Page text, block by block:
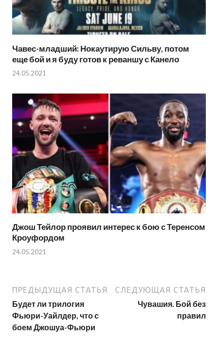
Чавес-младший: Нокаутирую Сильву, потом
еще бой и я буду готов к реваншу с Канело
24.05.2021
Джош Тейлор проявил интерес к бою с Теренсом
Кроуфордом
24.05.2021
ПРЕДЫДУЩАЯ СТАТЬЯ
Будет ли трилогия
Фьюри-Уайлдер, что с
боем Джошуа-Фьюри
СЛЕДУЮЩАЯ СТАТЬЯ
Чувашия. Бой без
правил